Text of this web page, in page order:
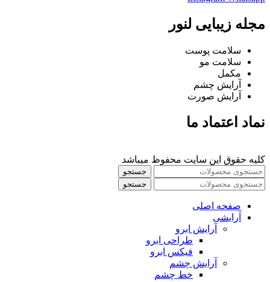
مجله زیبایی لنور
سلامت پوست
سلامت مو
مکمل
آرایش چشم
آرایش صورت
نماد اعتماد ما
کلیه حقوق این سایت محفوظ میباشد
جستجو
جستجو
صفحه اصلی
آرایشی
آرايش ابرو
طراحی ابرو
فیکس ابرو
آرايش چشم
خط چشم